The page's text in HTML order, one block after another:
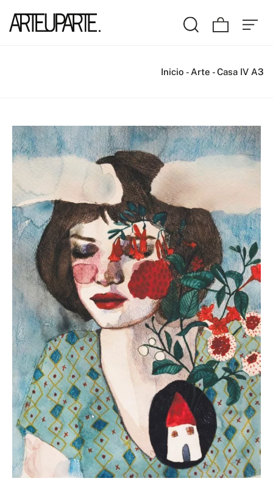
Inicio - Arte -Casa IV A3